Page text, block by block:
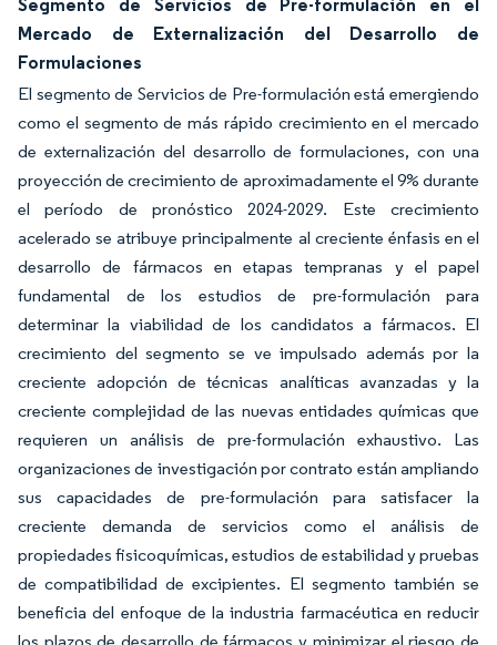
Mercado de Externalización del Desarrollo de
Formulaciones
El segmento de Servicios de Pre-formulación está emergiendo
como el segmento de más rápido crecimiento en el mercado
de externalización del desarrollo de formulaciones, con una
proyección de crecimiento de aproximadamente el 9% durante
el período de pronóstico 2024-2029. Este crecimiento
acelerado se atribuye principalmente al creciente énfasis en el
desarrollo de fármacos en etapas tempranas y el papel
fundamental de los estudios de pre-formulación para
determinar la viabilidad de los candidatos a fármacos. El
crecimiento del segmento se ve impulsado además por la
creciente adopción de técnicas analíticas avanzadas y la
creciente complejidad de las nuevas entidades químicas que
requieren un análisis de pre-formulación exhaustivo. Las
organizaciones de investigación por contrato están ampliando
sus capacidades de pre-formulación para satisfacer la
creciente demanda de servicios como el análisis de
propiedades fisicoquímicas, estudios de estabilidad y pruebas
de compatibilidad de excipientes. El segmento también se
beneficia del enfoque de la industria farmacéutica en reducir